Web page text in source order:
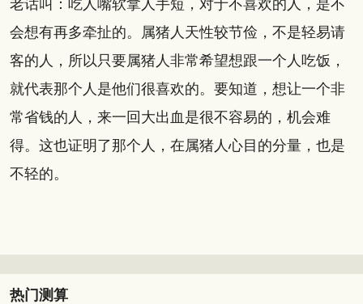
老话叫：吃人嘴软拿人手短，对于不喜欢的人，是不
会想有再多牵扯的。属猪人天性较节俭，不是轻易请
客的人，所以只要属猪人非常希望想跟一个人吃饭，
就代表那个人是他们很喜欢的。要知道，想让一个非
常省钱的人，来一回大出血是很不容易的，机会难
得。这也证明了那个人，在属猪人心目的分量，也是
不轻的。
热门测算